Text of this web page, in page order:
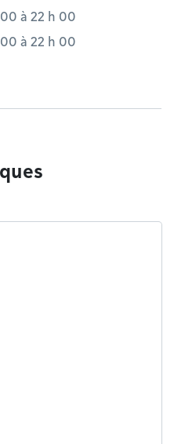
à 22 h 00
à 22 h 00